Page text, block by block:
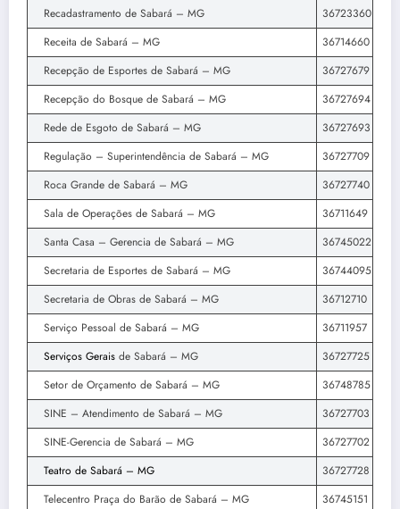
Recadastramento de Sabará – MG
36723360
Receita de Sabará – MG
36714660
Recepção de Esportes de Sabará – MG
36727679
Recepção do Bosque de Sabará – MG
36727694
Rede de Esgoto de Sabará – MG
36727693
Regulação – Superintendência de Sabará – MG
36727709
Roca Grande de Sabará – MG
36727740
Sala de Operações de Sabará – MG
36711649
Santa Casa – Gerencia de Sabará – MG
36745022
Secretaria de Esportes de Sabará – MG
36744095
Secretaria de Obras de Sabará – MG
36712710
Serviço Pessoal de Sabará – MG
36711957
Serviços Gerais de Sabará – MG
36727725
Setor de Orçamento de Sabará – MG
36748785
SINE – Atendimento de Sabará – MG
36727703
SINE-Gerencia de Sabará – MG
36727702
Teatro de Sabará – MG
36727728
Telecentro Praça do Barão de Sabará – MG
36745151